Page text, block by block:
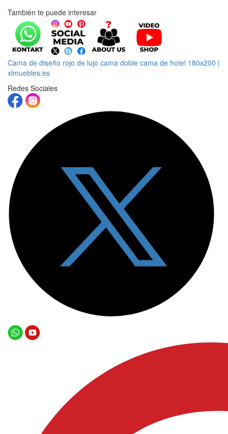
También te puede interesar
Cama de diseño rojo de lujo cama doble cama de hotel 180x200 |
xlmuebles.es
Redes Sociales